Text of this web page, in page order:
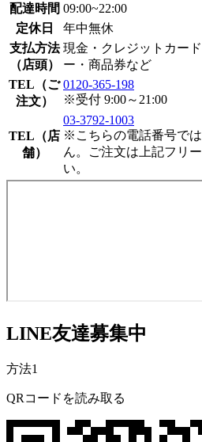
配達時間 09:00~22:00
定休日
年中無休
支払方法
（店頭）
現金・クレジットカー
ー・商品券など
TEL（ご
注文）
0120-365-198
※受付 9:00～21:00
TEL（店
舗）
03-3792-1003
※こちらの電話番号で
ん。ご注文は上記フリ
い。
LINE友達募集中
方法1
QRコードを読み取る